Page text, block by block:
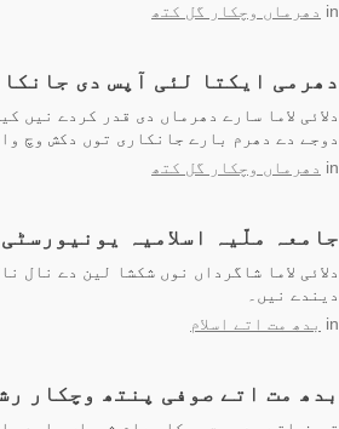
in دھرماں وچکار گل کتھ
دھرمی ایکتا لئی آپس دی
دلائی لاما سارے دھرماں دی قدر کردے نیں
دوجے دے دھرم بارے جانکاری توں دکش وچ
in دھرماں وچکار گل کتھ
جامعہ ملّیہ اسلامیہ یونیورسٹی
دلائی لاما شاگرداں نوں شکشا لین دے نال
دیندے نیں۔
in بدھ مت اتے اسلام
بدھ مت اتے صوفی پنتھ وچکار